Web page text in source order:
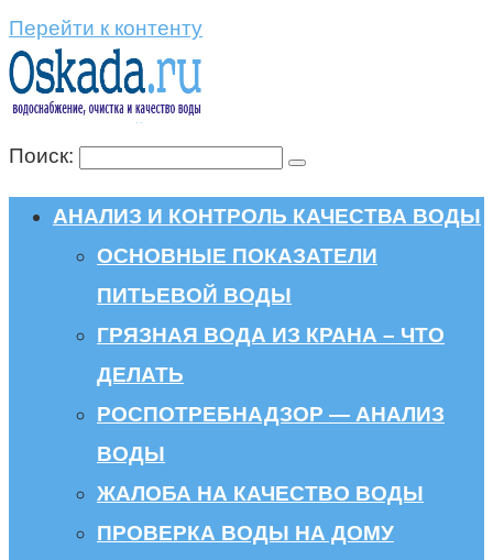
Перейти к контенту
Поиск:
АНАЛИЗ И КОНТРОЛЬ КАЧЕСТВА ВОДЫ
ОСНОВНЫЕ ПОКАЗАТЕЛИ
ПИТЬЕВОЙ ВОДЫ
ГРЯЗНАЯ ВОДА ИЗ КРАНА – ЧТО
ДЕЛАТЬ
РОСПОТРЕБНАДЗОР — АНАЛИЗ
ВОДЫ
ЖАЛОБА НА КАЧЕСТВО ВОДЫ
ПРОВЕРКА ВОДЫ НА ДОМУ